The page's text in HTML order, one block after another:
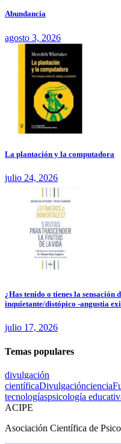
Abundancia
agosto 3, 2026
La plantación y la computadora
julio 24, 2026
¿Has tenido o tienes la
inquietante/distópico -angustia
julio 17, 2026
Temas populares
divulgación
científicaDivulgaciónciencia
tecnologíaspsicología
ACIPE
Asociación Científica de